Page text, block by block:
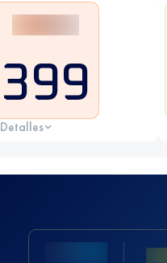
399
Detalles